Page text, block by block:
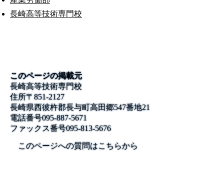
長崎高等技術専門校
このページの掲載元
長崎高等技術専門校
住所〒851-2127
長崎県西彼杵郡長与町高田郷547番地21
電話番号095-887-5671
ファックス番号095-813-5676
このページへの質問はこちらから